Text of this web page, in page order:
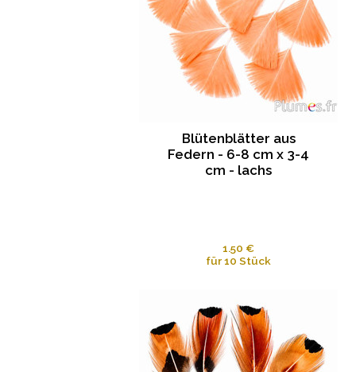
Blütenblätter aus
Federn - 6-8 cm x 3-4
cm - lachs
1.50 €
für 10 Stück